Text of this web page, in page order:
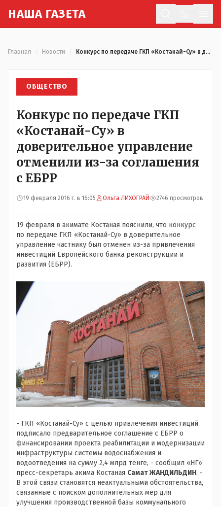
НАША ГАЗЕТА
Главная Новости Конкурс по передаче ГКП «Костанай-Су» в доверительное управление отменили из-за соглашения с ЕБРР
ОБЩЕСТВО
Конкурс по передаче ГКП
«Костанай-Су» в
доверительное управление
отменили из-за соглашения
с ЕБРР
19 февраля 2016 г. в 16:05 Ольга ЛИХОГРАЙ 2746 просмотров
19 февраля в акимате Костаная пояснили, что конкурс
по передаче ГКП «Костанай-Су» в доверительное
управление частнику был отменен из-за привлечения
инвестиций Европейского банка реконструкции и
развития (ЕБРР).
- ГКП «Костанай-Су» с целью привлечения инвестиций
подписало предварительное соглашение с ЕБРР о
финансировании проекта реабилитации и модернизации
инфраструктуры системы водоснабжения и
водоотведения на сумму 2,4 млрд тенге, - сообщил «НГ»
пресс-секретарь акима Костаная Самат ЖАНДИЛЬДИН. -
В этой связи становятся неактуальными обстоятельства,
связанные с поиском дополнительных мер для
улучшения производственной базы коммунального